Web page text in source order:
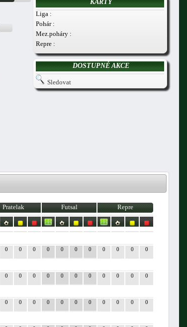
KARTY
Liga :
Pohár :
Mez.poháry :
Repre :
DOSTUPNÉ AKCE
Sledovat
Pratelak Futsal Repre
0 0 0 0 0 0 0 0 0 0 0
0 0 0 0 0 0 0 0 0 0 0
0 0 0 0 0 0 0 0 0 0 0